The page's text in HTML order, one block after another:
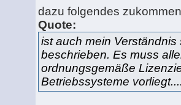
dazu folgendes
Quote:
ist auch mein
beschrieben. Es muss
ordnungsgemäße
Betriebssysteme